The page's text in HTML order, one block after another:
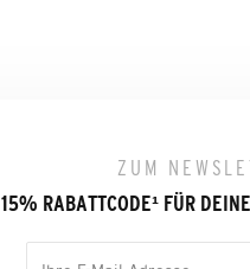
ZUM
15% RABATTCODE¹FÜR